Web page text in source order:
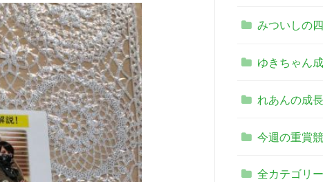
みついしの
ゆきちゃん
れあんの成
今週の重賞
全カテゴリー